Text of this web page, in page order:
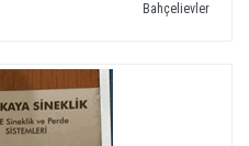
Bahçelievler